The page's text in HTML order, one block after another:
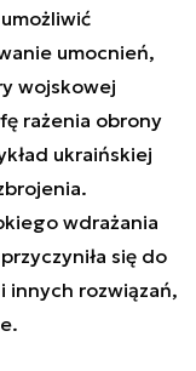
umocnień,
wojskowej
rażenia obrony
ukraińskiej
wdrażania
się do
innych rozwiązań,